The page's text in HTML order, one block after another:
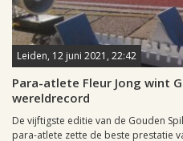
Leiden, 12 juni 2021, 22:42
Para-atlete Fleur Jong wint
wereldrecord
De vijftigste editie van de Gouden
para-atlete zette de beste prestatie